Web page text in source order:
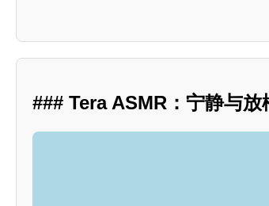
### Tera ASMR：宁静与放